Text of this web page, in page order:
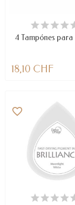
LAST ITEMS IN
4 Tampónes
18,10 CHF
DISPONIBLE
favorite_border